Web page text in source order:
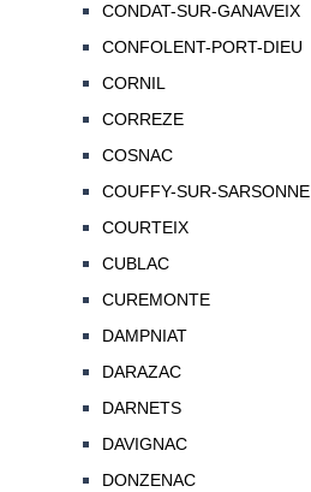
CONDAT-SUR-GANAVEIX
CONFOLENT-PORT-DIEU
CORNIL
CORREZE
COSNAC
COUFFY-SUR-SARSONNE
COURTEIX
CUBLAC
CUREMONTE
DAMPNIAT
DARAZAC
DARNETS
DAVIGNAC
DONZENAC